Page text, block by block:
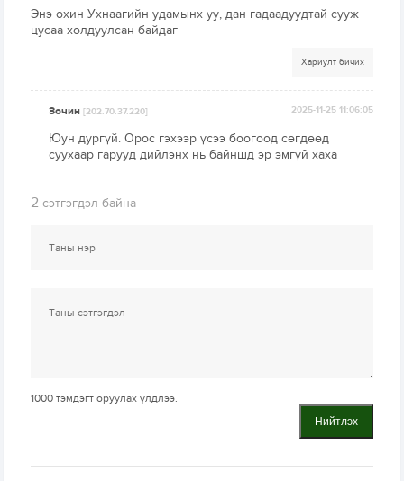
Энэ охин Ухнаагийн удамынх уу, дан гадаадуудтай сууж
цусаа холдуулсан байдаг
Хариулт бичих
Зочин[202.70.37.220] 2025-11-25 11:06:05
Юун дургүй. Орос гэхээр үсээ боогоод сөгдөөд
суухаар гарууд дийлэнх нь байншд эр эмгүй хаха
2 сэтгэгдэл байна
1000 тэмдэгт оруулах үлдлээ.
Нийтлэх